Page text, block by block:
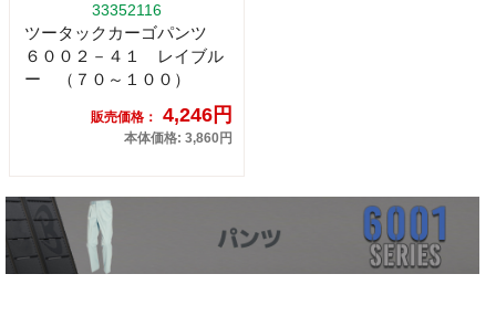
33352116
ツータックカーゴパンツ
６００２－４１ レイブル
ー （７０～１００）
販売価格： 4,246円
本体価格: 3,860円